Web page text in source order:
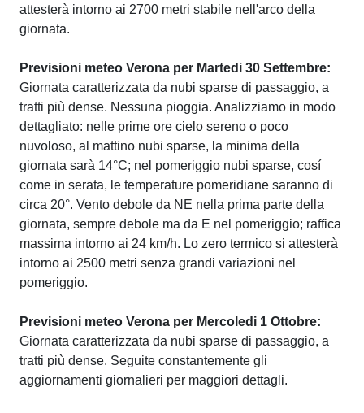
attesterà intorno ai 2700 metri stabile nell'arco della
giornata.
Previsioni meteo Verona per Martedi 30 Settembre:
Giornata caratterizzata da nubi sparse di passaggio, a
tratti più dense. Nessuna pioggia. Analizziamo in modo
dettagliato: nelle prime ore cielo sereno o poco
nuvoloso, al mattino nubi sparse, la minima della
giornata sarà 14°C; nel pomeriggio nubi sparse, cosí
come in serata, le temperature pomeridiane saranno di
circa 20°. Vento debole da NE nella prima parte della
giornata, sempre debole ma da E nel pomeriggio; raffica
massima intorno ai 24 km/h. Lo zero termico si attesterà
intorno ai 2500 metri senza grandi variazioni nel
pomeriggio.
Previsioni meteo Verona per Mercoledi 1 Ottobre:
Giornata caratterizzata da nubi sparse di passaggio, a
tratti più dense. Seguite constantemente gli
aggiornamenti giornalieri per maggiori dettagli.